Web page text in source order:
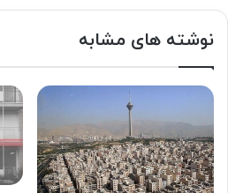
نوشته های مشابه